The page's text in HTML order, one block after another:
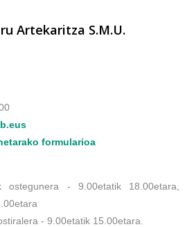
Artekaritza S.M.U.
formularioa
ostegunera - 9.00etatik 18.00etara,
- 9.00etatik 15.00etara.